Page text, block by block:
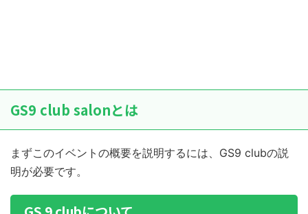
GS9 club salonとは
まずこのイベントの概要を説明するには、GS9 clubの説
明が必要です。